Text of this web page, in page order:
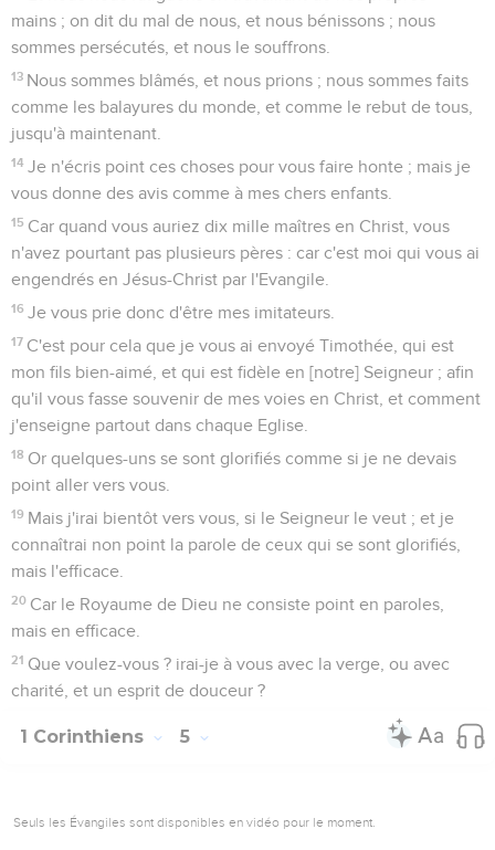
mains ; on dit du mal de nous, et nous bénissons ; nous
sommes persécutés, et nous le souffrons.
13 Nous sommes blâmés, et nous prions ; nous sommes faits
comme les balayures du monde, et comme le rebut de tous,
jusqu'à maintenant.
14 Je n'écris point ces choses pour vous faire honte ; mais je
vous donne des avis comme à mes chers enfants.
15 Car quand vous auriez dix mille maîtres en Christ, vous
n'avez pourtant pas plusieurs pères : car c'est moi qui vous ai
engendrés en Jésus-Christ par l'Evangile.
16 Je vous prie donc d'être mes imitateurs.
17 C'est pour cela que je vous ai envoyé Timothée, qui est
mon fils bien-aimé, et qui est fidèle en [notre] Seigneur ; afin
qu'il vous fasse souvenir de mes voies en Christ, et comment
j'enseigne partout dans chaque Eglise.
18 Or quelques-uns se sont glorifiés comme si je ne devais
point aller vers vous.
19 Mais j'irai bientôt vers vous, si le Seigneur le veut ; et je
connaîtrai non point la parole de ceux qui se sont glorifiés,
mais l'efficace.
20 Car le Royaume de Dieu ne consiste point en paroles,
mais en efficace.
21 Que voulez-vous ? irai-je à vous avec la verge, ou avec
charité, et un esprit de douceur ?
1 Corinthiens 5
Seuls les Évangiles sont disponibles en vidéo pour le moment.